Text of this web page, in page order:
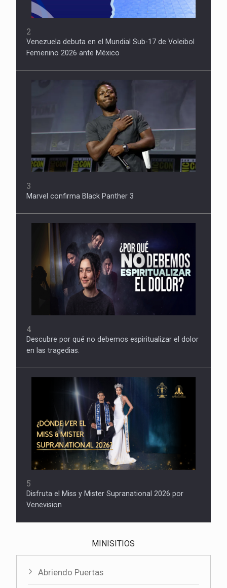
2
Venezuela debuta en el Mundial Sub-17 de Voleibol
Femenino 2026 ante México
3
Marvel confirma Black Panther 3
4
Descubre por qué no debemos espiritualizar el dolor
en las tragedias.
5
Disfruta el Miss y Mister Supranational 2026 por
Venevision
MINISITIOS
Abriendo Puertas